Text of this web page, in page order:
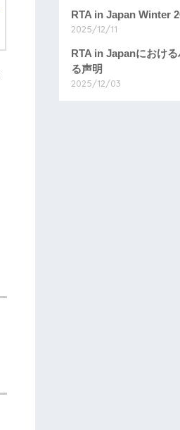
RTA in Japan Winter
2025/12/11
RTA in Japanにおけ
る声明
2025/12/03